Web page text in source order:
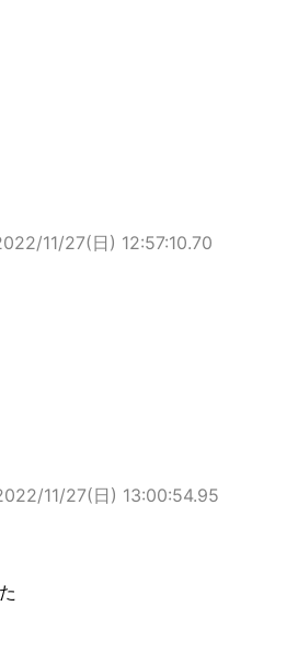
11/27(日) 12:57:10.70
11/27(日) 13:00:54.95